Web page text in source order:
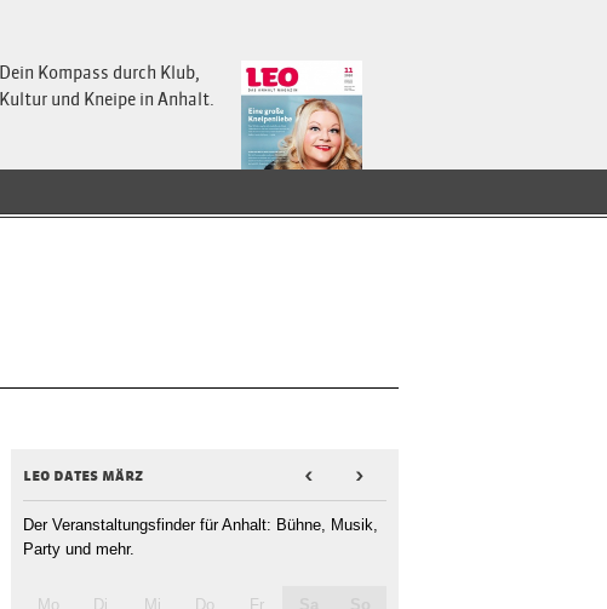
Dein Kompass durch Klub,
Kultur und Kneipe in Anhalt.
leo dates märz < >
Der Veranstaltungsfinder für Anhalt: Bühne, Musik,
Party und mehr.
Mo Di Mi Do Fr